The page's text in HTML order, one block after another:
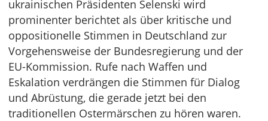
ukrainischen Präsidenten Selenski wird
prominenter berichtet als über kritische und
oppositionelle Stimmen in Deutschland zur
Vorgehensweise der Bundesregierung und der
EU-Kommission. Rufe nach Waffen und
Eskalation verdrängen die Stimmen für Dialog
und Abrüstung, die gerade jetzt bei den
traditionellen Ostermärschen zu hören waren.